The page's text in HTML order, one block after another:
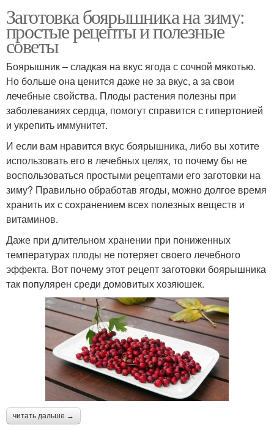
Боярышник в
элеткросушилке
Боярышник в варенье Вкусное варение
Сок из боярышника
Заготовка боярышника на зиму:
простые рецепты и полезные
советы
Боярышник – сладкая на вкус ягода с сочной мякотью.
Но больше она ценится даже не за вкус, а за свои
лечебные свойства. Плоды растения полезны при
заболеваниях сердца, помогут справится с гипертонией
и укрепить иммунитет.
И если вам нравится вкус боярышника, либо вы хотите
использовать его в лечебных целях, то почему бы не
воспользоваться простыми рецептами его заготовки на
зиму? Правильно обработав ягоды, можно долгое время
хранить их с сохранением всех полезных веществ и
витаминов.
Даже при длительном хранении при пониженных
температурах плоды не потеряет своего лечебного
эффекта. Вот почему этот рецепт заготовки боярышника
так популярен среди домовитых хозяюшек.
читать дальше →